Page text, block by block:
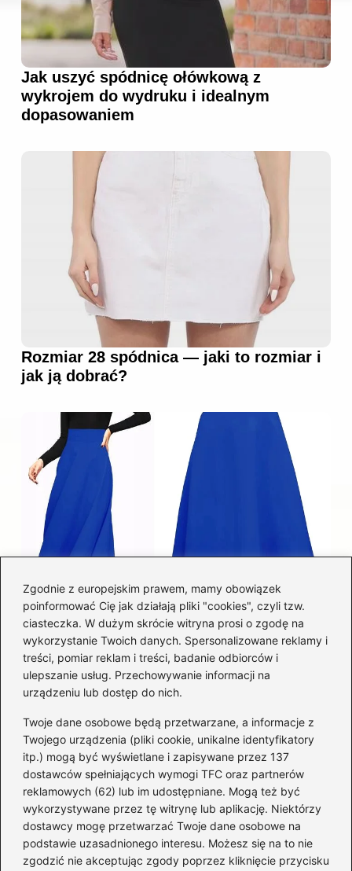
Zgodnie z europejskim prawem, mamy obowiązek
poinformować Cię jak działają pliki "cookies", czyli tzw.
ciasteczka. W dużym skrócie witryna prosi o zgodę na
wykorzystanie Twoich danych. Spersonalizowane reklamy i
treści, pomiar reklam i treści, badanie odbiorców i
ulepszanie usług. Przechowywanie informacji na
urządzeniu lub dostęp do nich.
Twoje dane osobowe będą przetwarzane, a informacje z
Twojego urządzenia (pliki cookie, unikalne identyfikatory
itp.) mogą być wyświetlane i zapisywane przez 137
dostawców spełniających wymogi TFC oraz partnerów
reklamowych (62) lub im udostępniane. Mogą też być
wykorzystywane przez tę witrynę lub aplikację. Niektórzy
dostawcy mogę przetwarzać Twoje dane osobowe na
podstawie uzasadnionego interesu. Możesz się na to nie
zgodzić nie akceptując zgody poprzez kliknięcie przycisku
Jak uszyć spódnicę ołówkową z
wykrojem do wydruku i idealnym
dopasowaniem
Rozmiar 28 spódnica — jaki to rozmiar i
jak ją dobrać?
Łatwy sposób jak skrócić spódnicę z
półkoła w domu
Kategorie
Akcesoria(29)
Buty(223)
Dodatki(59)
Dziecko(101)
Kobieta(39)
Moda(109)